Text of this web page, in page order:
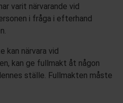
varit närvarande vid
i fråga i efterhand
kan närvara vid
kan ge fullmakt åt någon
ställe. Fullmakten måste